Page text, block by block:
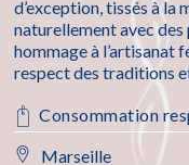
d’exception, tissés à la
naturellement avec des
hommage à l’artisanat
respect des traditions
Consommation
Marseille